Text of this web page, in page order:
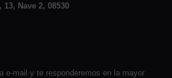
Nave 2, 08530
e-mail y te responderemos en la mayor